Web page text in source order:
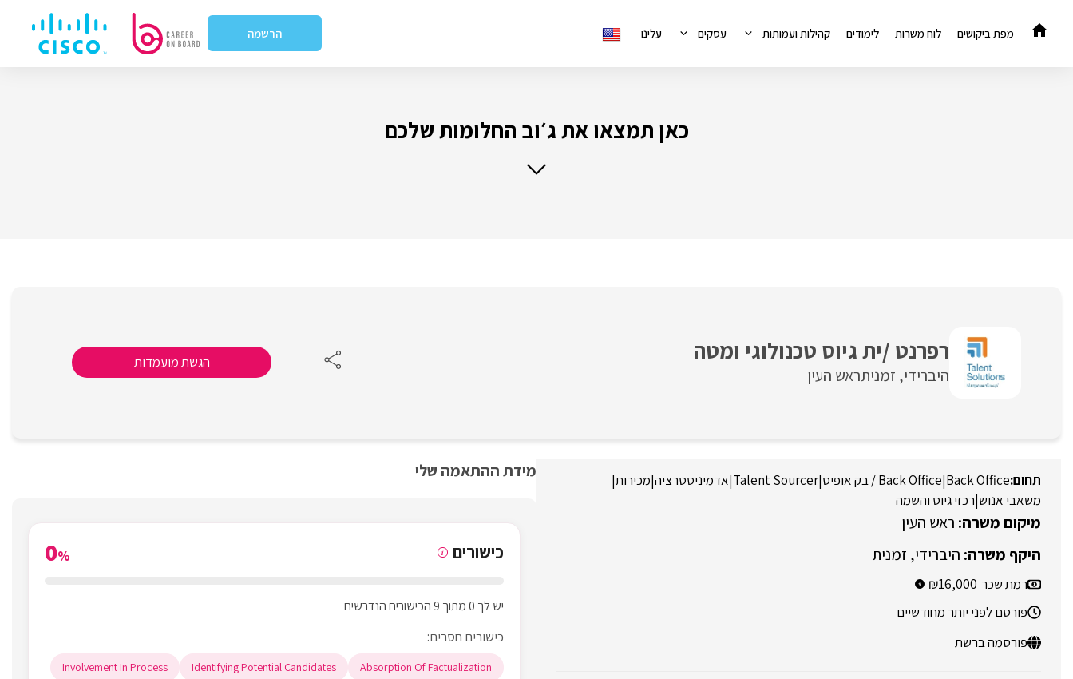
לתוכן
מפת ביקושים לוח משרות לימודים קהילות ועמותות עסקים עלינו הרשמה
כאן תמצאו את ג׳וב החלומות שלכם
רפרנט /ית גיוס טכנולוגי ומטה
היברידי זמניתראש העין
הגשת מועמדות
Back Office
|Back Office / בק אופיס |
Talent Sourcer
|אדמיניסטרציה|מכירות|
משאבי אנוש|רכזי גיוס והשמה
ראש העין
היברידי זמנית
רמת שכר 16,000
פורסם לפני יותר מחודשיים
פורסמה ברשת
מידת ההתאמה שלי
כישורים i
0%
יש לך 0 מתוך 9 הכישורים הנדרשים
כישורים חסרים:
Absorption Of Factualization
Identifying Potential Candidates
Involvement In Process